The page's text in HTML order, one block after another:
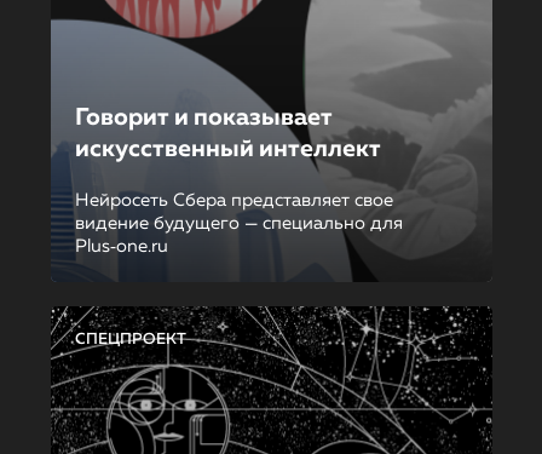
Говорит и показывает
искусственный интеллект
Нейросеть Сбера представляет свое
видение будущего — специально для
Plus‑one.ru
СПЕЦПРОЕКТ